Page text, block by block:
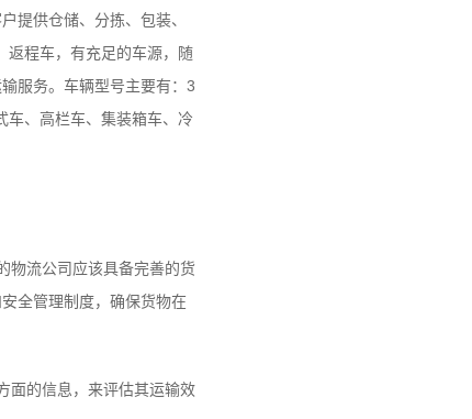
提供仓储、分拣、包装、
返程车，有充足的车源，随
服务。车辆型号主要有：3
、高栏车、集装箱车、冷
流公司应该具备完善的货
全管理制度，确保货物在
的信息，来评估其运输效